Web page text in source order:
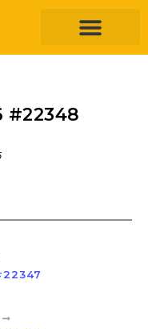
#22348